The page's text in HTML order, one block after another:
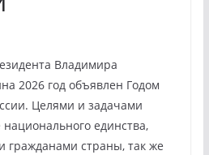
Владимира
2026 год объявлен Годом
Целями и задачами
единства,
гражданами страны, так же